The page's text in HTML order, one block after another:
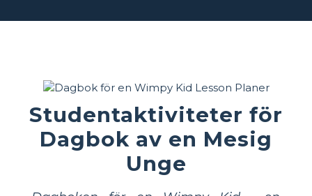
Studentaktiviteter för
Dagbok av en Mesig
Unge